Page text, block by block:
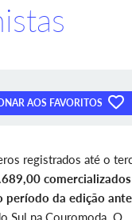
AOS FAVORITOS
registrados até o
período da edição
Sul na Couromoda. O